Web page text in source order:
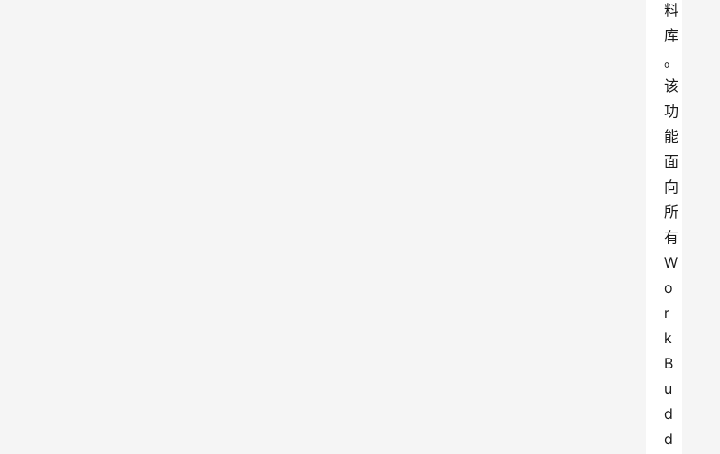
料
库
。
该
功
能
面
向
所
有
W
o
r
k
B
u
d
d